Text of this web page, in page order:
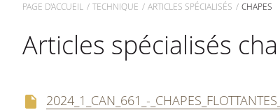
PAGE D'ACCUEIL TECHNIQUE ARTICLES SPÉCIALISÉS CHAPES
Articles spécialisés
2024_1_CAN_661_-